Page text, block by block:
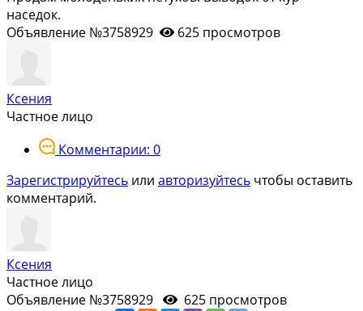
наседок.
Объявление №3758929
625 просмотров
Ксения
Частное лицо
Комментарии: 0
Зарегистрируйтесь или авторизуйтесь чтобы оставить
комментарий.
Ксения
Частное лицо
Объявление №3758929
625 просмотров